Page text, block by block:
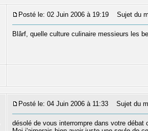
Posté le: 02 Juin 2006 à 19:19 Sujet du
Blârf, quelle culture culinaire messieurs les
Posté le: 04 Juin 2006 à 11:33 Sujet du
désolé de vous interrompre dans votre